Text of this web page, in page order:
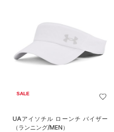
SALE
UAアイソチル ローンチ バイザー
（ランニング/MEN）